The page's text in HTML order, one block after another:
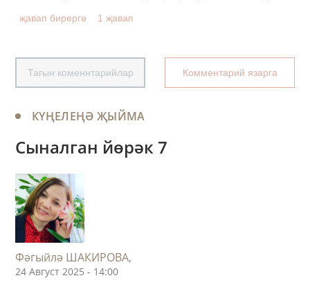
җавап бирергә 1 җавап
Тагын коменнтарийлар Комментарий язарга
КҮҢЕЛЕҢӘ ҖЫЙМА
Сыналган йөрәк 7
Фәгыйлә ШАКИРОВА,
24 Август 2025 - 14:00